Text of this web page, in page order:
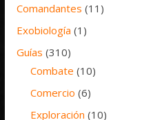
Comandantes (11)
Exobiología (1)
Guías (310)
Combate (10)
Comercio (6)
Exploración (10)